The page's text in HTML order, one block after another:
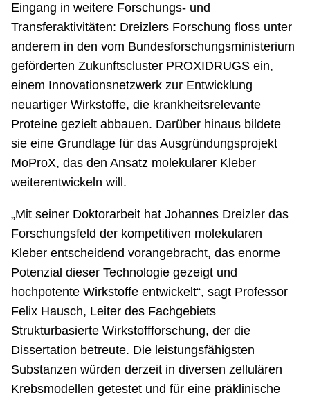
Eingang in weitere Forschungs- und
Transferaktivitäten: Dreizlers Forschung floss unter
anderem in den vom Bundesforschungsministerium
geförderten Zukunftscluster PROXIDRUGS ein,
einem Innovationsnetzwerk zur Entwicklung
neuartiger Wirkstoffe, die krankheitsrelevante
Proteine gezielt abbauen. Darüber hinaus bildete
sie eine Grundlage für das Ausgründungsprojekt
MoProX, das den Ansatz molekularer Kleber
weiterentwickeln will.
„Mit seiner Doktorarbeit hat Johannes Dreizler das
Forschungsfeld der kompetitiven molekularen
Kleber entscheidend vorangebracht, das enorme
Potenzial dieser Technologie gezeigt und
hochpotente Wirkstoffe entwickelt“, sagt Professor
Felix Hausch, Leiter des Fachgebiets
Strukturbasierte Wirkstoffforschung, der die
Dissertation betreute. Die leistungsfähigsten
Substanzen würden derzeit in diversen zellulären
Krebsmodellen getestet und für eine präklinische